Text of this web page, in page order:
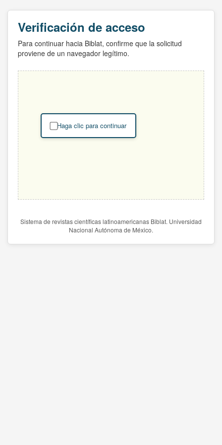
Verificación de acceso
Para continuar hacia Biblat, confirme que la solicitud
proviene de un navegador legítimo.
Haga clic para continuar
Sistema de revistas científicas latinoamericanas Biblat. Universidad
Nacional Autónoma de México.